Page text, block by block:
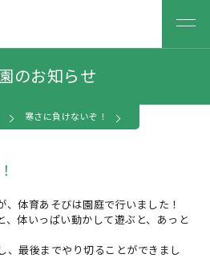
のお知らせ
寒さに負けないぞ！
、体育あそびは園庭で行いました！
、体いっぱい動かして遊ぶと、あっと
、最後までやり切ることができまし